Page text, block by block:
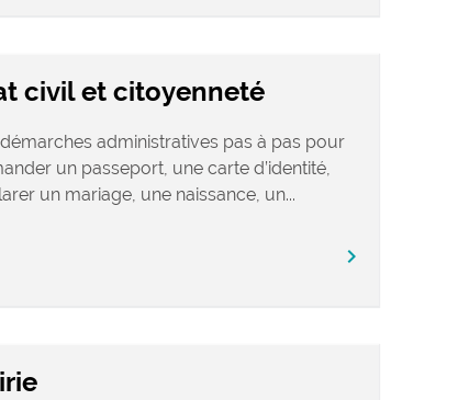
civil et citoyenneté
administratives pas à pas pour
un passeport, une carte d’identité,
un mariage, une naissance, un...
chevron_right